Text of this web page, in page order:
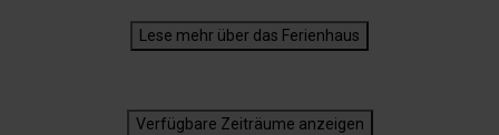
Lese mehr über das Ferienhaus
Verfügbare Zeiträume anzeigen